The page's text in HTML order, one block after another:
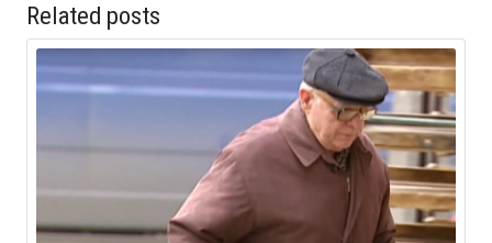
Related posts